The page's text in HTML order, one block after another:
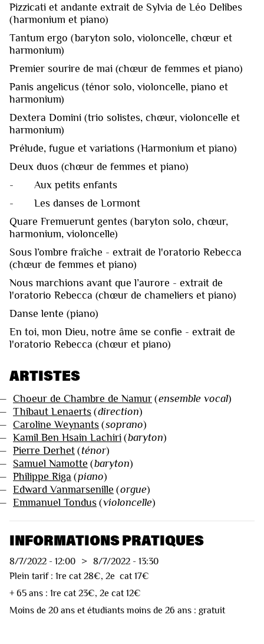
Pizzicati et andante extrait de Sylvia de Léo Delibes
(harmonium et piano)
Tantum ergo (baryton solo, violoncelle, chœur et
harmonium)
Premier sourire de mai (chœur de femmes et piano)
Panis angelicus (ténor solo, violoncelle, piano et
harmonium)
Dextera Domini (trio solistes, chœur, violoncelle et
harmonium)
Prélude, fugue et variations (Harmonium et piano)
Deux duos (chœur de femmes et piano)
- Aux petits enfants
- Les danses de Lormont
Quare Fremuerunt gentes (baryton solo, chœur,
harmonium, violoncelle)
Sous l’ombre fraîche - extrait de l'oratorio Rebecca
(chœur de femmes et piano)
Nous marchions avant que l’aurore - extrait de
l'oratorio Rebecca (chœur de chameliers et piano)
Danse lente (piano)
En toi, mon Dieu, notre âme se confie - extrait de
l'oratorio Rebecca (chœur et piano)
ARTISTES
Choeur de Chambre de Namur (ensemble vocal)
Thibaut Lenaerts (direction)
Caroline Weynants (soprano)
Kamil Ben Hsain Lachiri (baryton)
Pierre Derhet (ténor)
Samuel Namotte (baryton)
Philippe Riga (piano)
Edward Vanmarsenille (orgue)
Emmanuel Tondus (violoncelle)
INFORMATIONS PRATIQUES
8/7/2022 - 12:00 > 8/7/2022 - 13:30
Plein tarif : 1re cat 28€, 2e cat 17€
+ 65 ans : 1re cat 23€, 2e cat 12€
Moins de 20 ans et étudiants moins de 26 ans : gratuit